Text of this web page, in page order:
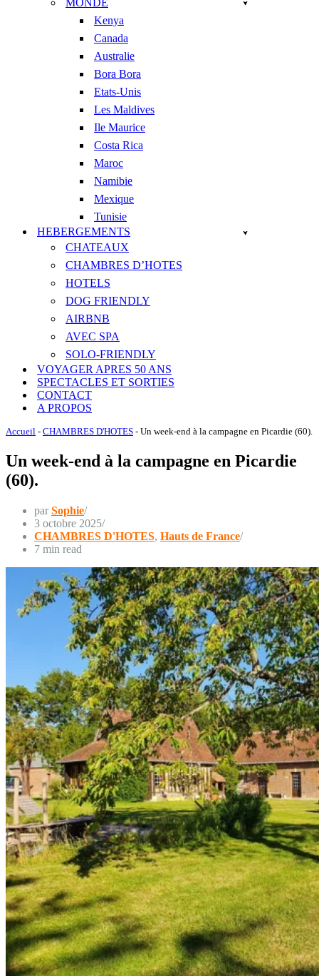
MONDE
Kenya
Canada
Australie
Bora Bora
Etats-Unis
Les Maldives
Ile Maurice
Costa Rica
Maroc
Namibie
Mexique
Tunisie
HEBERGEMENTS
CHATEAUX
CHAMBRES D’HOTES
HOTELS
DOG FRIENDLY
AIRBNB
AVEC SPA
SOLO-FRIENDLY
VOYAGER APRES 50 ANS
SPECTACLES ET SORTIES
CONTACT
A PROPOS
Accueil - CHAMBRES D'HOTES - Un week-end à la campagne en Picardie (60).
Un week-end à la campagne en Picardie
(60).
parSophie
3 octobre 2025
CHAMBRES D'HOTES, Hauts de France
7 min read